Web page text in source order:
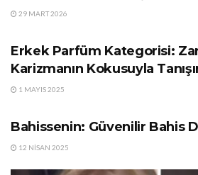
29 MART 2026
Erkek Parfüm Kategorisi:
Karizmanın Kokusuyla
1 MAYIS 2025
Bahissenin: Güvenilir Bahis
12 NISAN 2025